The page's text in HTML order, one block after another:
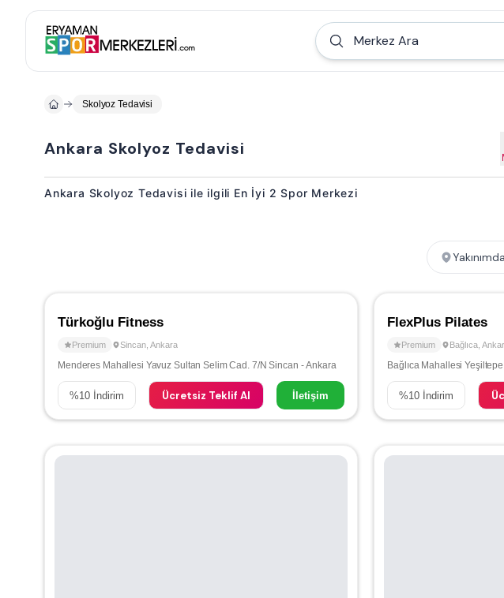
Merkez Ara
Skolyoz Tedavisi
Ankara Skolyoz Tedavisi
Ankara Skolyoz Tedavisi ile ilgili En İyi 2 Spor Merkezi
Türkoğlu Fitness
Premium Sincan Ankara
Menderes Mahallesi Yavuz Sultan Selim Cad. 7/N Sincan - Ankara
%10 İndirim Ücretsiz Teklif Al İletişim
FlexPlus Pilates
Premium Bağlıca ,
Bağlıca Mahallesi
%10 İndirim